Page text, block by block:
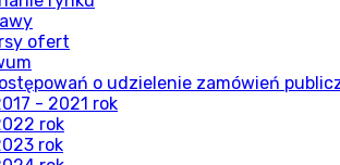
ofert
o udzielenie zamówień
- 2021 rok
rok
rok